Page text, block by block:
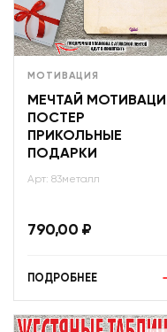
МОТИВАЦИЯ
МЕЧТАЙ
ПОСТЕР
ПРИКОЛЬНЫЕ
ПОДАРКИ
Арт: 83металл
790,00 ₽
ПОДРОБНЕЕ